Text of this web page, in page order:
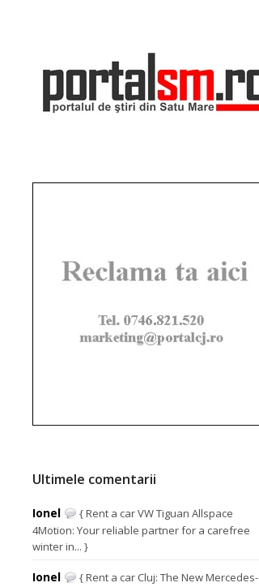
Ultimele comentarii
Ionel
{ Rent a car VW Tiguan Allspace
4Motion: Your reliable partner for a carefree
winter in... }
Ionel
{ Rent a car Cluj: The New Mercedes-